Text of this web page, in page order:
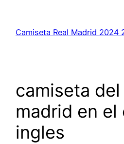
contenido
Camiseta Real Madrid 2024
camiseta del
madrid en el
ingles